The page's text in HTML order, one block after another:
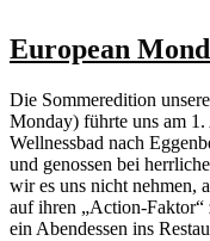
European
Die Sommeredition
Monday) führte uns am
Wellnessbad nach
und genossen bei
wir es uns nicht nehmen,
auf ihren „Action-
ein Abendessen ins